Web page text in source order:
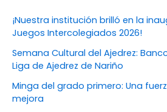
¡Nuestra institución brilló en la
Juegos Intercolegiados 2026!
Semana Cultural del Ajedrez:
Liga de Ajedrez de Nariño
Minga del grado primero: Una
mejora